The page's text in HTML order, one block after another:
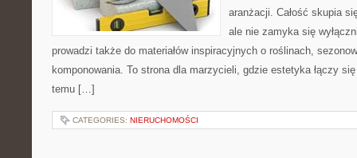
aranżacji. Całość skupia
ale nie zamyka się
prowadzi także do materiałów inspiracyjnych o roślinach,
komponowania. To strona dla marzycieli, gdzie estetyka łączy
temu […]
CATEGORIES: NIERUCHOMOŚCI